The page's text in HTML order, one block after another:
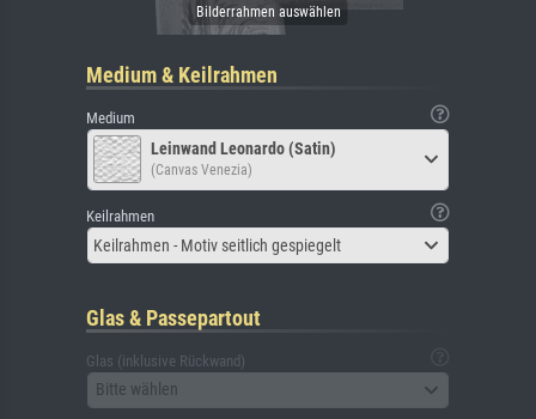
Medium & Keilrahmen
Medium
Leinwand Leonardo (Satin)
(Canvas Venezia)
Keilrahmen
Keilrahmen - Motiv seitlich gespiegelt
Glas & Passepartout
Glas (inklusive Rückwand)
Bitte wählen